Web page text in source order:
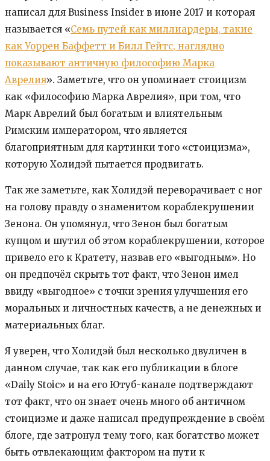
написал для Business Insider в июне 2017 и которая
называется «Семь путей как миллиардеры, такие
как Уоррен Баффетт и Билл Гейтс, наглядно
показывают античную философию Марка
Аврелия». Заметьте, что он упоминает стоицизм
как «философию Марка Аврелия», при том, что
Марк Аврелий был богатым и влиятельным
Римским императором, что является
благоприятным для картинки того «стоицизма»,
которую Холидэй пытается продвигать.
Так же заметьте, как Холидэй переворачивает с ног
на голову правду о знаменитом кораблекрушении
Зенона. Он упомянул, что Зенон был богатым
купцом и шутил об этом кораблекрушении, которое
привело его к Кратету, назвав его «выгодным». Но
он предпочёл скрыть тот факт, что Зенон имел
ввиду «выгодное» с точки зрения улучшения его
моральных и личностных качеств, а не денежных и
материальных благ.
Я уверен, что Холидэй был несколько двуличен в
данном случае, так как его публикации в блоге
«Daily Stoic» и на его Ютуб-канале подтверждают
тот факт, что он знает очень много об античном
стоицизме и даже написал предупреждение в своём
блоге, где затронул тему того, как богатство может
быть отвлекающим фактором на пути к